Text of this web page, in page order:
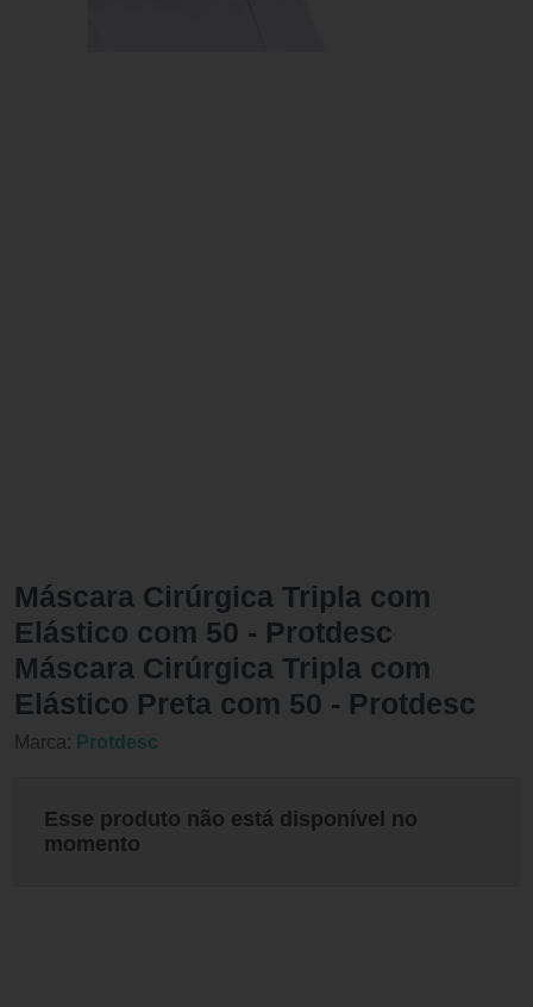
Máscara Cirúrgica Tripla com
Elástico com 50 - Protdesc
Máscara Cirúrgica Tripla com
Elástico Preta com 50 - Protdesc
Marca: Protdesc
Esse produto não está disponível no
momento